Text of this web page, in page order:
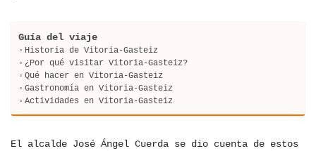
Guía del viaje
Historia de Vitoria-Gasteiz
¿Por qué visitar Vitoria-Gasteiz?
Qué hacer en Vitoria-Gasteiz
Gastronomía en Vitoria-Gasteiz
Actividades en Vitoria-Gasteiz
El alcalde José Ángel Cuerda se dio cuenta de estos